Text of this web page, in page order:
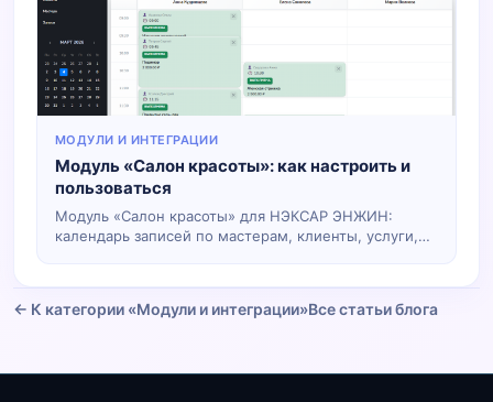
МОДУЛИ И ИНТЕГРАЦИИ
Модуль «Салон красоты»: как настроить и
пользоваться
Модуль «Салон красоты» для НЭКСАР ЭНЖИН:
календарь записей по мастерам, клиенты, услуги,
← К категории «Модули и интеграции»Все статьи блога